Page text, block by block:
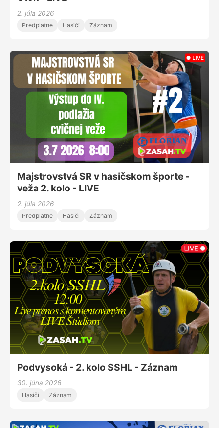
2. júla 2026
Predplatne Hasiči Záznam
Majstrovstvá SR v hasičskom športe -
veža 2. kolo - LIVE
2. júla 2026
Predplatne Hasiči Záznam
Podvysoká - 2. kolo SSHL - Záznam
30. júna 2026
Hasiči Záznam